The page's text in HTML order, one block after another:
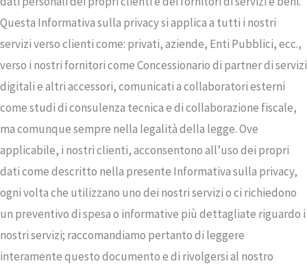
Questa Informativa sulla privacy si applica a tutti i nostri
servizi verso clienti come: privati, aziende, Enti Pubblici, ecc.,
verso i nostri fornitori come Concessionario di partner di servizi
digitali e altri accessori, comunicati a collaboratori esterni
come studi di consulenza tecnica e di collaborazione fiscale,
ma comunque sempre nella legalità della legge. Ove
applicabile, i nostri clienti, acconsentono all’uso dei propri
dati come descritto nella presente Informativa sulla privacy,
ogni volta che utilizzano uno dei nostri servizi o ci richiedono
un preventivo di spesa o informative più dettagliate riguardo i
nostri servizi; raccomandiamo pertanto di leggere
interamente questo documento e di rivolgersi al nostro